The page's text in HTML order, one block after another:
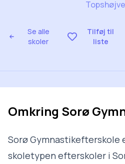
Se alle
skoler
Tilføj til
liste
Omkring Sorø
Sorø Gymnastikefterskole
skoletypen efterskoler i